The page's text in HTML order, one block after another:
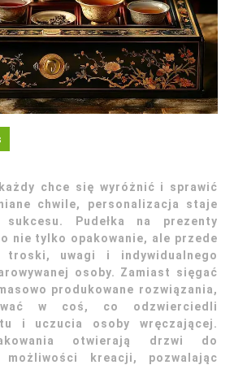
chce się wyróżnić i sprawić
chwile, personalizacja staje
Pudełka na prezenty
nie tylko opakowanie, ale przede
troski, uwagi i indywidualnego
osoby. Zamiast sięgać
produkowane rozwiązania,
w coś, co odzwierciedli
i uczucia osoby wręczającej.
otwierają drzwi do
możliwości kreacji, pozwalając